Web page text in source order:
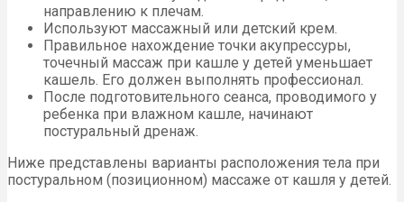
направлению к плечам.
Используют массажный или детский крем.
Правильное нахождение точки акупрессуры,
точечный массаж при кашле у детей уменьшает
кашель. Его должен выполнять профессионал.
После подготовительного сеанса, проводимого у
ребенка при влажном кашле, начинают
постуральный дренаж.
Ниже представлены варианты расположения тела при
постуральном (позиционном) массаже от кашля у детей.